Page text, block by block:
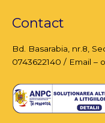
Contact
Bd. Basarabia, nr.8,
0743622140 / Email –